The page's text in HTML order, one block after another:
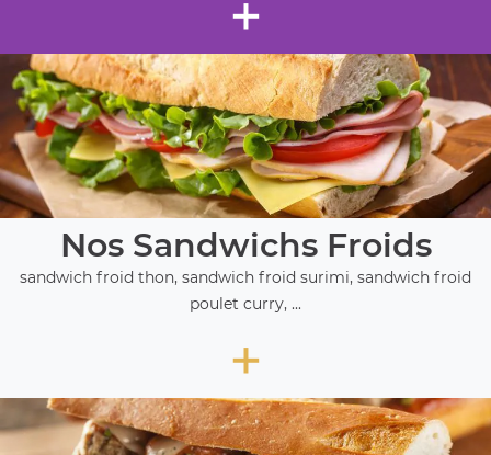
Nos Sandwichs Froids
sandwich froid thon, sandwich froid surimi, sandwich froid
poulet curry, ...
+